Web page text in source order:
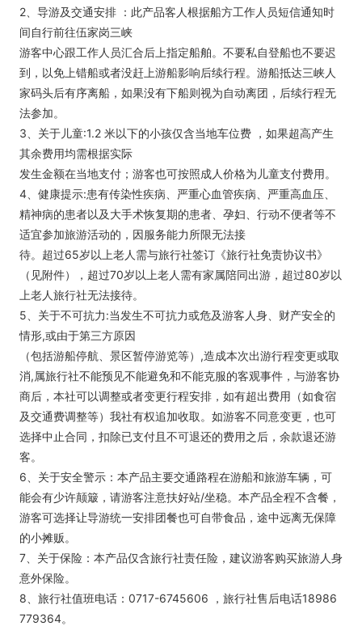
2、导游及交通安排 ：此产品客人根据船方工作人员短信通知时
间自行前往伍家岗三峡
游客中心跟工作人员汇合后上指定船舶。不要私自登船也不要迟
到，以免上错船或者没赶上游船影响后续行程。游船抵达三峡人
家码头后有序离船，如果没有下船则视为自动离团，后续行程无
法参加。
3、关于儿童:1.2 米以下的小孩仅含当地车位费 ，如果超高产生
其余费用均需根据实际
发生金额在当地支付；游客也可按照成人价格为儿童支付费用。
4、健康提示:患有传染性疾病、严重心血管疾病、严重高血压、
精神病的患者以及大手术恢复期的患者、孕妇、行动不便者等不
适宜参加旅游活动的，因服务能力所限无法接
待。超过65岁以上老人需与旅行社签订《旅行社免责协议书》
（见附件），超过70岁以上老人需有家属陪同出游，超过80岁以
上老人旅行社无法接待。
5、关于不可抗力:当发生不可抗力或危及游客人身、财产安全的
情形,或由于第三方原因
（包括游船停航、景区暂停游览等）,造成本次出游行程变更或取
消,属旅行社不能预见不能避免和不能克服的客观事件，与游客协
商后，本社可以调整或者变更行程安排，如有超出费用（如食宿
及交通费调整等）我社有权追加收取。如游客不同意变更，也可
选择中止合同，扣除已支付且不可退还的费用之后，余款退还游
客。
6、关于安全警示：本产品主要交通路程在游船和旅游车辆，可
能会有少许颠簸，请游客注意扶好站/坐稳。本产品全程不含餐，
游客可选择让导游统一安排团餐也可自带食品，途中远离无保障
的小摊贩。
7、关于保险：本产品仅含旅行社责任险，建议游客购买旅游人身
意外保险。
8、旅行社值班电话：0717-6745606 ，旅行社售后电话18986
779364。